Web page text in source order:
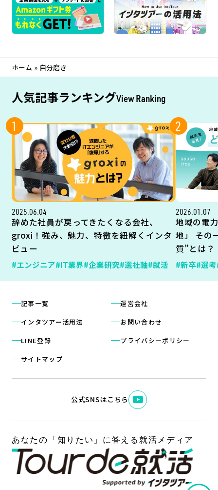
ホーム » 自分磨き
人気記事ランキングView Ranking
1
2025.06.04
辞めた社員が戻ってきたくなる会社、
groxi！強み、魅力、特徴を紐解くインタ
ビュー
#エンジニア#IT業界#企業研究#選社軸#就活
2
2026.01.07
地域の電
地」 その
質”とは？
#新卒#選考
記事一覧
インタツアー活用法
LINE登録
サイトマップ
運営会社
お問い合わせ
プライバシーポリシー
公式SNSはこちら